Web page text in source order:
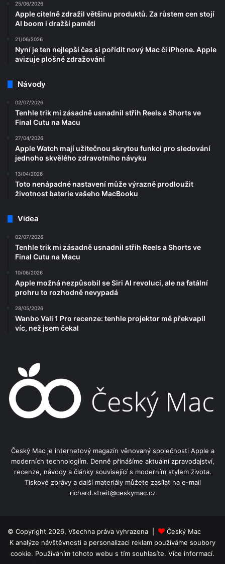
25/06/2026
Apple citelně zdražil většinu produktů. Za růstem cen stojí
AI boom i dražší paměti
21/06/2026
Nyní je ten nejlepší čas si pořídit nový Mac či iPhone. Apple
avizuje plošné zdražování
Návody
02/07/2026
Tenhle trik mi zásadně usnadnil střih Reels a Shorts ve
Final Cutu na Macu
27/04/2026
Apple Watch mají užitečnou skrytou funkci pro sledování
jednoho skvělého zdravotního návyku
13/04/2026
Toto nenápadné nastavení může výrazně prodloužit
životnost baterie vašeho MacBooku
Videa
02/07/2026
Tenhle trik mi zásadně usnadnil střih Reels a Shorts ve
Final Cutu na Macu
10/06/2026
Apple možná nezpůsobil se Siri AI revoluci, ale na fatální
prohru to rozhodně nevypadá
28/05/2026
Wanbo Vali 1 Pro recenze: tenhle projektor mě překvapil
víc, než jsem čekal
Český Mac je internetový magazín věnovaný společnosti Apple a
moderních technologiím. Denně přinášíme aktuální zpravodajství,
recenze, návody a články související s moderním stylem života.
Tiskové zprávy a další materiály můžete zasílat na e-mail
richard.streit@ceskymac.cz
© Copyright 2026, Všechna práva vyhrazena |
Český Mac
K analýze návštěvnosti a personalizaci reklam používáme soubory
cookie. Používáním tohoto webu s tím souhlasíte. Více informací.